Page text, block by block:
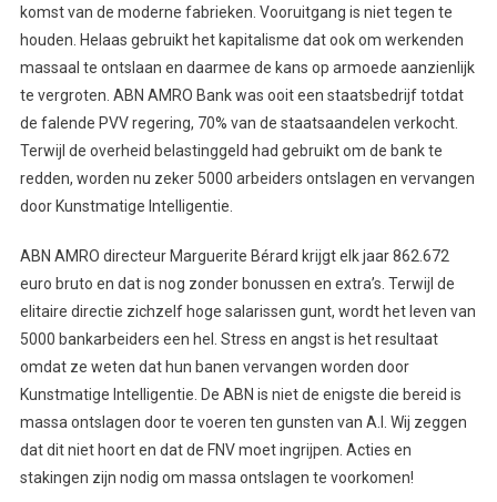
komst van de moderne fabrieken. Vooruitgang is niet tegen te
houden. Helaas gebruikt het kapitalisme dat ook om werkenden
massaal te ontslaan en daarmee de kans op armoede aanzienlijk
te vergroten. ABN AMRO Bank was ooit een staatsbedrijf totdat
de falende PVV regering, 70% van de staatsaandelen verkocht.
Terwijl de overheid belastinggeld had gebruikt om de bank te
redden, worden nu zeker 5000 arbeiders ontslagen en vervangen
door Kunstmatige Intelligentie.
ABN AMRO directeur Marguerite Bérard krijgt elk jaar 862.672
euro bruto en dat is nog zonder bonussen en extra’s. Terwijl de
elitaire directie zichzelf hoge salarissen gunt, wordt het leven van
5000 bankarbeiders een hel. Stress en angst is het resultaat
omdat ze weten dat hun banen vervangen worden door
Kunstmatige Intelligentie. De ABN is niet de enigste die bereid is
massa ontslagen door te voeren ten gunsten van A.I. Wij zeggen
dat dit niet hoort en dat de FNV moet ingrijpen. Acties en
stakingen zijn nodig om massa ontslagen te voorkomen!